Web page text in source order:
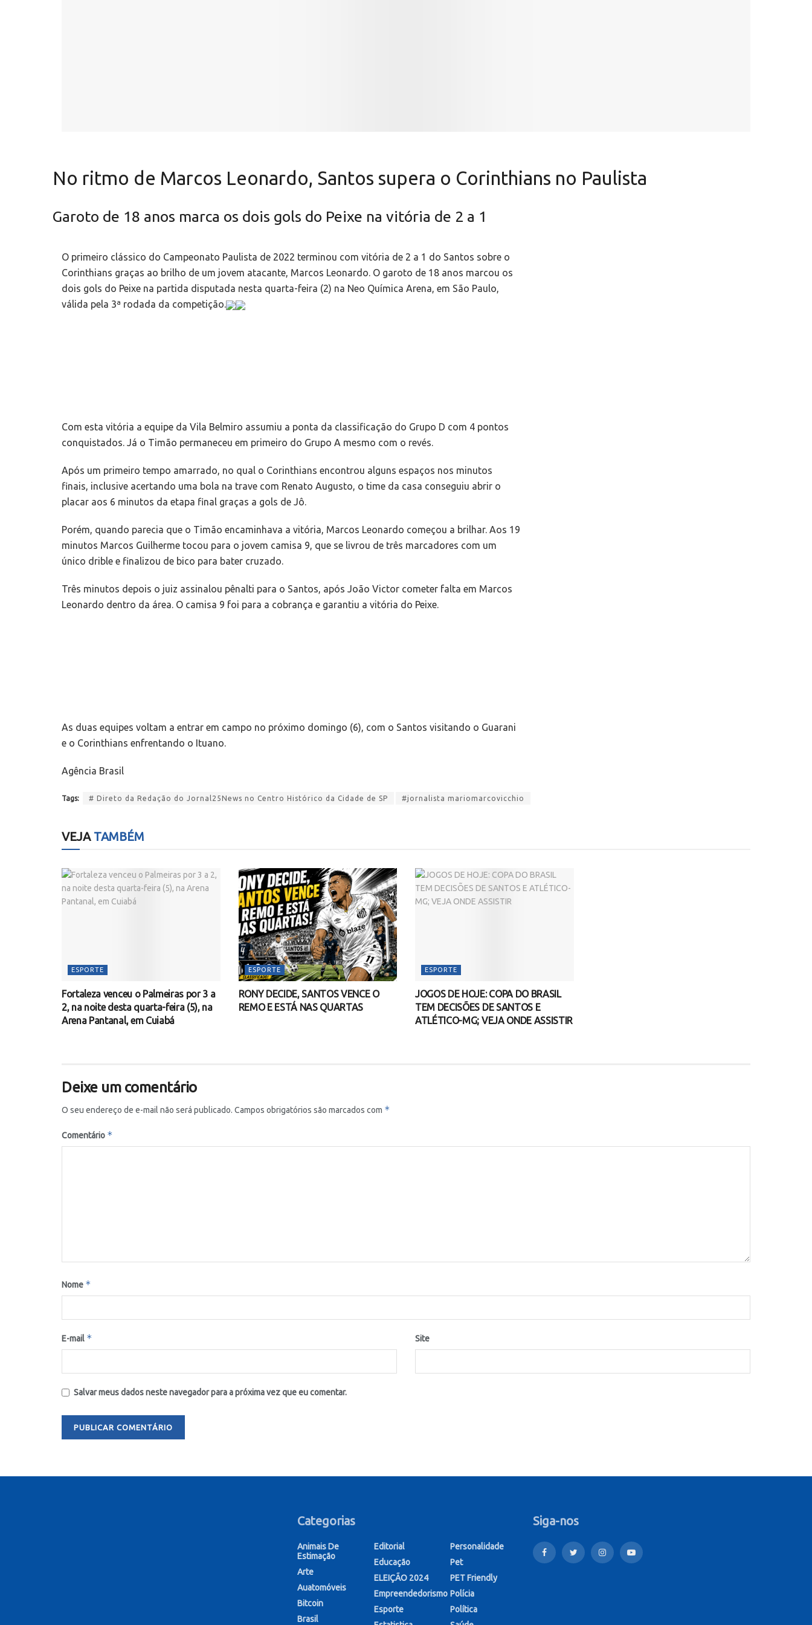
No ritmo de Marcos Leonardo, Santos supera o Corinthians no Paulista
Garoto de 18 anos marca os dois gols do Peixe na vitória de 2 a 1
O primeiro clássico do Campeonato Paulista de 2022 terminou com vitória de 2 a 1 do Santos sobre o
Corinthians graças ao brilho de um jovem atacante, Marcos Leonardo. O garoto de 18 anos marcou os
dois gols do Peixe na partida disputada nesta quarta-feira (2) na Neo Química Arena, em São Paulo,
válida pela 3ª rodada da competição.
Com esta vitória a equipe da Vila Belmiro assumiu a ponta da classificação do Grupo D com 4 pontos
conquistados. Já o Timão permaneceu em primeiro do Grupo A mesmo com o revés.
Após um primeiro tempo amarrado, no qual o Corinthians encontrou alguns espaços nos minutos
finais, inclusive acertando uma bola na trave com Renato Augusto, o time da casa conseguiu abrir o
placar aos 6 minutos da etapa final graças a gols de Jô.
Porém, quando parecia que o Timão encaminhava a vitória, Marcos Leonardo começou a brilhar. Aos 19
minutos Marcos Guilherme tocou para o jovem camisa 9, que se livrou de três marcadores com um
único drible e finalizou de bico para bater cruzado.
Três minutos depois o juiz assinalou pênalti para o Santos, após João Victor cometer falta em Marcos
Leonardo dentro da área. O camisa 9 foi para a cobrança e garantiu a vitória do Peixe.
As duas equipes voltam a entrar em campo no próximo domingo (6), com o Santos visitando o Guarani
e o Corinthians enfrentando o Ituano.
Agência Brasil
Tags: # Direto da Redação do Jornal25News no Centro Histórico da Cidade de SP #jornalista mariomarcovicchio
VEJATAMBÉM
ESPORTE
Fortaleza venceu o Palmeiras por 3 a
2, na noite desta quarta-feira (5), na
Arena Pantanal, em Cuiabá
ESPORTE
RONY DECIDE, SANTOS VENCE O
REMO E ESTÁ NAS QUARTAS
ESPORTE
JOGOS DE HOJE: COPA DO BRASIL
TEM DECISÕES DE SANTOS E
ATLÉTICO-MG; VEJA ONDE ASSISTIR
Deixe um comentário
O seu endereço de e-mail não será publicado. Campos obrigatórios são marcados com *
Comentário *
Nome *
E-mail * Site
Salvar meus dados neste navegador para a próxima vez que eu comentar.
Categorias
Animais De
Estimação
Arte
Auatomóveis
Bitcoin
Brasil
Editorial
Educação
ELEIÇÃO 2024
Empreendedorismo
Esporte
Personalidade
Pet
PET Friendly
Polícia
Política
Siga-nos